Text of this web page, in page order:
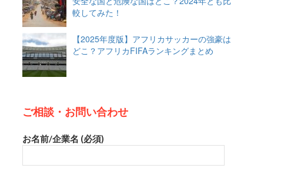
較してみた！
【2025年度版】アフリカサッカーの強豪は
どこ？アフリカFIFAランキングまとめ
ご相談・お問い合わせ
お名前/企業名 (必須)